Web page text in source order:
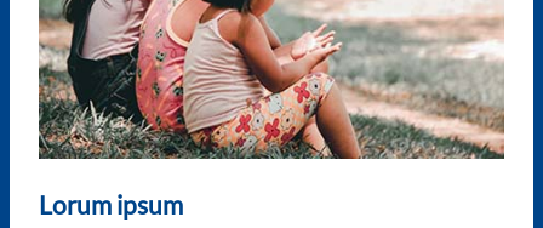
Lorum ipsum